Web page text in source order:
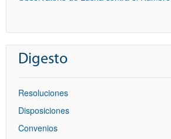
Digesto
Resoluciones
Disposiciones
Convenios